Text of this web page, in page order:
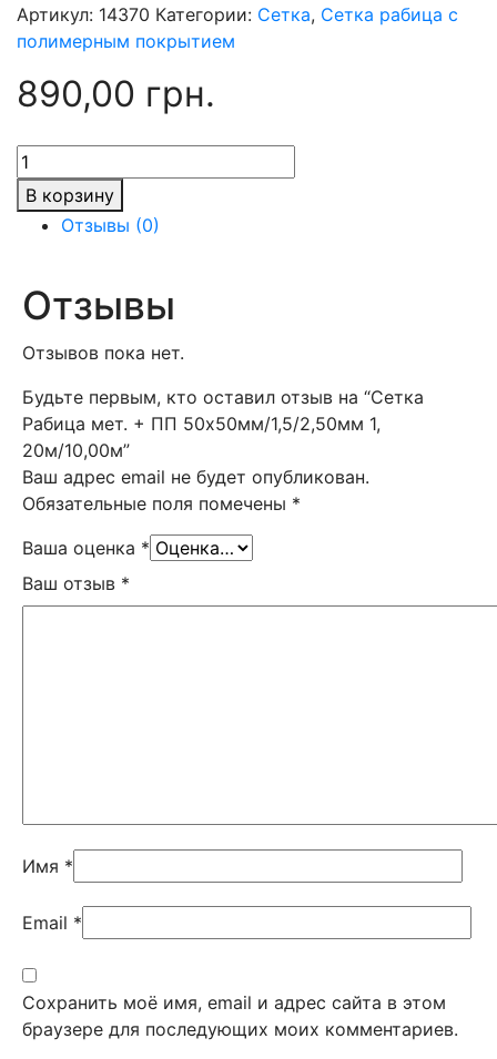
Артикул: 14370 Категории: Сетка, Сетка рабица с
полимерным покрытием
890,00 грн.
Количество
товара
Сетка
Рабица
+
ПП
50х50мм/1,5/2,50мм
20м/10,00м
В корзину
Отзывы (0)
Отзывы
Отзывов пока нет.
Будьте первым, кто оставил отзыв на “Сетка
Рабица мет. + ПП 50х50мм/1,5/2,50мм 1,
20м/10,00м”
Ваш адрес email не будет опубликован.
Обязательные поля помечены *
Ваша оценка *
Ваш отзыв *
Имя *
Email *
Сохранить моё имя, email и адрес сайта в этом
браузере для последующих моих комментариев.